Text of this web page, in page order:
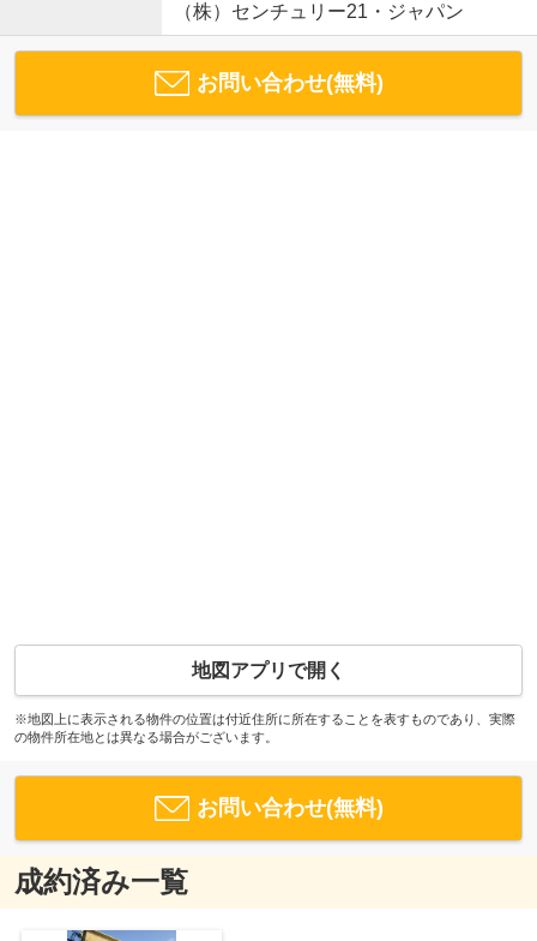
（株）センチュリー21・ジャパン
お問い合わせ(無料)
地図アプリで開く
※地図上に表示される物件の位置は付近住所に所在することを表すものであり、実際
の物件所在地とは異なる場合がございます。
お問い合わせ(無料)
成約済み一覧